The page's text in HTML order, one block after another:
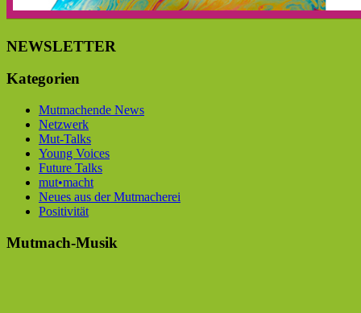
NEWSLETTER
Kategorien
Mutmachende News
Netzwerk
Mut-Talks
Young Voices
Future Talks
mut•macht
Neues aus der Mutmacherei
Positivität
Mutmach-Musik